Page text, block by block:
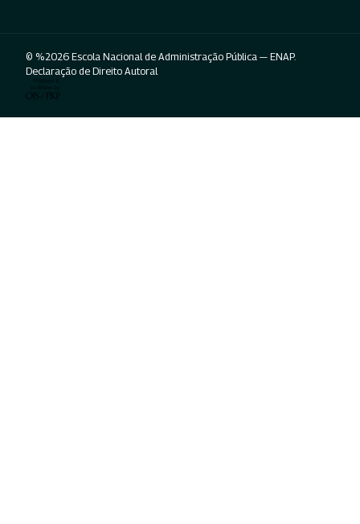
© %2026 Escola Nacional de Administração Pública — ENAP.
Declaração de Direito Autoral